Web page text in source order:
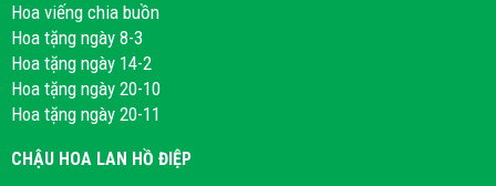
Hoa viếng chia buồn
Hoa tặng ngày 8-3
Hoa tặng ngày 14-2
Hoa tặng ngày 20-10
Hoa tặng ngày 20-11
CHẬU HOA LAN HỒ ĐIỆP